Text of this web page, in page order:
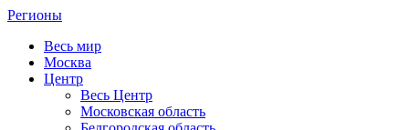
Регионы
Весь мир
Москва
Центр
Весь Центр
Московская область